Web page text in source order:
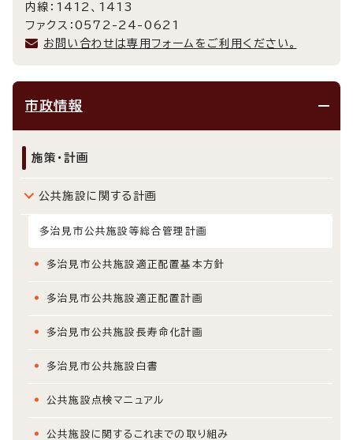
内線：1412、1413
ファクス：0572-24-0621
お問い合わせは専用フォームをご利用ください。
市政情報
施策・計画
公共施設に関する計画
多治見市公共施設等総合管理計画
多治見市公共施設適正配置基本方針
多治見市公共施設適正配置計画
多治見市公共施設長寿命化計画
多治見市公共施設白書
公共施設点検マニュアル
公共施設に関するこれまでの取り組み